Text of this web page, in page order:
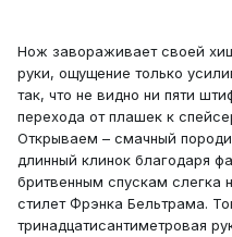
Нож завораживает своей
руки, ощущение только
так, что не видно ни пяти
перехода от плашек к
Открываем – смачный
длинный клинок благодаря
бритвенным спускам слегка
стилет Фрэнка Бельтрама.
тринадцатисантиметровая